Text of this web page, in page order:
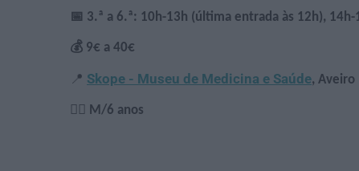
📅 3.ª a 6.ª: 10h-13h (última entrada às 12h),
💰 9€ a 40€
📍 Skope - Museu de Medicina e Saúde, Aveiro
🙋‍♀️ M/6 anos